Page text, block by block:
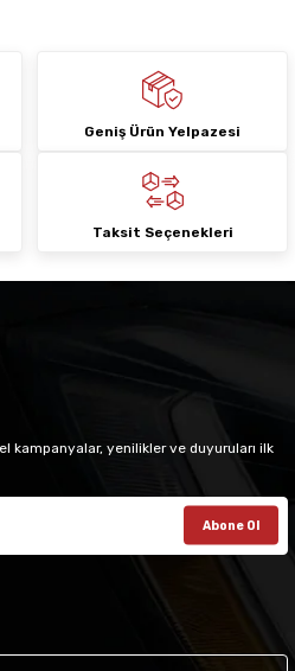
Geniş Ürün Yelpazesi
Taksit Seçenekleri
kampanyalar, yenilikler ve duyuruları ilk
Abone Ol